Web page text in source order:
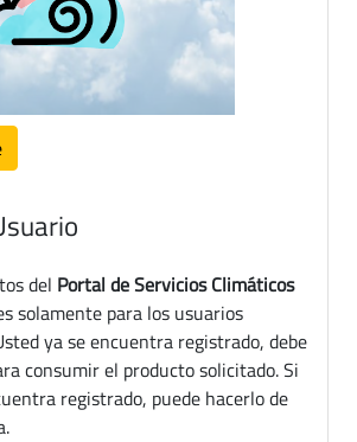
del Portal de Servicios Climáticos
solamente para los usuarios
ya se encuentra registrado, debe
consumir el producto solicitado. Si
registrado, puede hacerlo de